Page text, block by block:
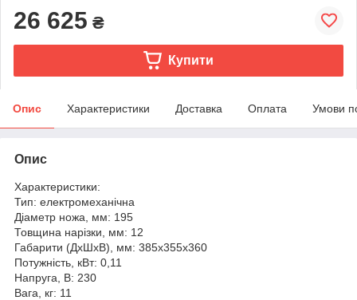
26 625 ₴
Купити
Опис Характеристики Доставка Оплата Умови
Опис
Характеристики:
Тип: електромеханічна
Діаметр ножа, мм: 195
Товщина нарізки, мм: 12
Габарити (ДхШхВ), мм: 385х355х360
Потужність, кВт: 0,11
Напруга, В: 230
Вага, кг: 11